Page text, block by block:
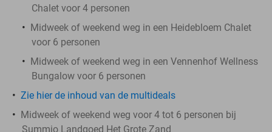
Chalet voor 4 personen
Midweek of weekend weg in een Heidebloem Chalet
voor 6 personen
Midweek of weekend weg in een Vennenhof Wellness
Bungalow voor 6 personen
Zie hier de inhoud van de multideals
Midweek of weekend weg voor 4 tot 6 personen bij
Summio Landgoed Het Grote Zand